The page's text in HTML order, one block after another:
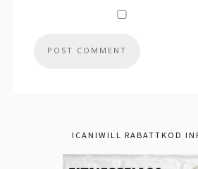
ICANIWILL RABATTKOD